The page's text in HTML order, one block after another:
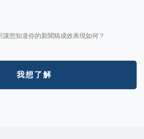
您知道你的新聞稿成效表現如何？
我想了解